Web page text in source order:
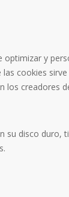
y
cookies
creadores
su disco